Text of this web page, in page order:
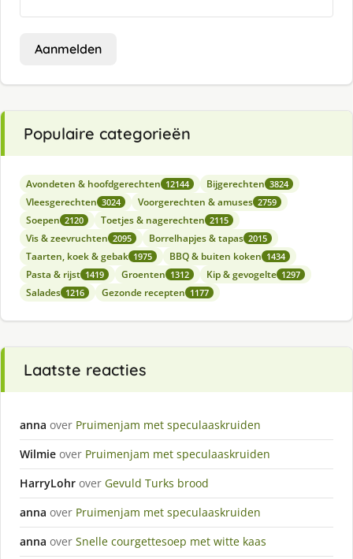
Aanmelden
Populaire categorieën
Avondeten & hoofdgerechten 12144 Bijgerechten 3824
Vleesgerechten 3024 Voorgerechten & amuses 2759
Soepen 2120 Toetjes & nagerechten 2115
Vis & zeevruchten 2095 Borrelhapjes & tapas 2015
Taarten, koek & gebak 1975 BBQ & buiten koken 1434
Pasta & rijst 1419 Groenten 1312 Kip & gevogelte 1297
Salades 1216 Gezonde recepten 1177
Laatste reacties
anna over Pruimenjam met speculaaskruiden
Wilmie over Pruimenjam met speculaaskruiden
HarryLohr over Gevuld Turks brood
anna over Pruimenjam met speculaaskruiden
anna over Snelle courgettesoep met witte kaas